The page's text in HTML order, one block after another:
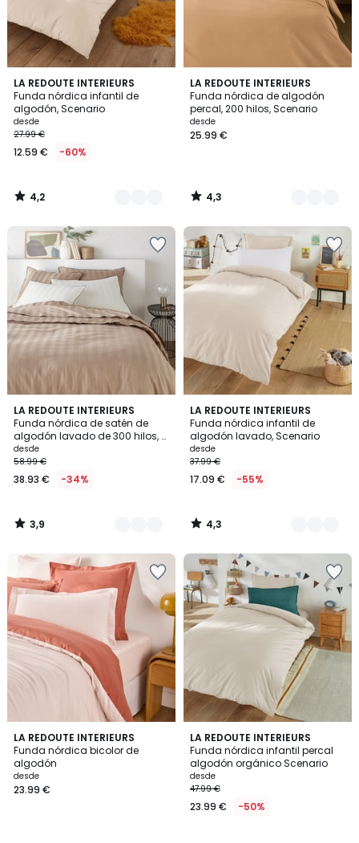
LA REDOUTE INTERIEURS
Funda nórdica infantil de
algodón, Scenario
desde
27.99 €
12.59 € -60%
4,2
/ 5
21
Colores
4,2
/
LA REDOUTE INTERIEURS
Funda nórdica de algodón
percal, 200 hilos, Scenario
desde
25.99 €
4,3
/ 5
3
Colores
4,3
/
LA REDOUTE INTERIEURS
Funda nórdica de satén de
algodón lavado de 300 hilos, a
rayas VICTOR
desde
58.99 €
38.93 € -34%
3,9
/ 5
8
Colores
3,9
/
LA REDOUTE INTERIEURS
Funda nórdica infantil de
algodón lavado, Scenario
desde
37.99 €
17.09 € -55%
4,3
/ 5
19
Colores
4,3
/
LA REDOUTE INTERIEURS
Funda nórdica bicolor de
algodón
desde
23.99 €
4,1
/ 5
LA REDOUTE INTERIEURS
Funda nórdica infantil percal
algodón orgánico Scenario
desde
47.99 €
23.99 € -50%
4,6
/ 5
12
Colores